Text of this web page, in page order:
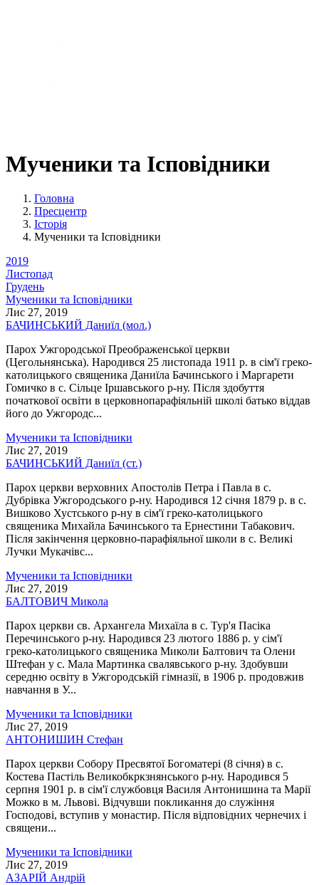
Мученики та Ісповідники
Головна
Пресцентр
Історія
Мученики та Ісповідники
2019
Листопад
Грудень
Мученики та Ісповідники
Лис 27, 2019
БАЧИНСЬКИЙ Даниїл (мол.)
Парох Ужгородської Преображенської церкви
(Цегольнянська). Народився 25 листопада 1911 р. в сім'ї греко-
католицького священика Даниїла Бачинського і Маргарети
Гомичко в с. Сільце Іршавського р-ну. Після здобуття
початкової освіти в церковнопарафіяльній школі батько віддав
його до Ужгородс...
Мученики та Ісповідники
Лис 27, 2019
БАЧИНСЬКИЙ Даниїл (ст.)
Парох церкви верховних Апостолів Петра і Павла в с.
Дубрівка Ужгородського р-ну. Народився 12 січня 1879 р. в с.
Вишково Хустського р-ну в сім'ї греко-католицького
священика Михайла Бачинського та Ернестини Табакович.
Після закінчення церковно-парафіяльної школи в с. Великі
Лучки Мукачівс...
Мученики та Ісповідники
Лис 27, 2019
БАЛТОВИЧ Микола
Парох церкви св. Архангела Михаїла в с. Тур'я Пасіка
Перечинського р-ну. Народився 23 лютого 1886 р. у сім'ї
греко-католицького священика Миколи Балтович та Олени
Штефан у с. Мала Мартинка свалявського р-ну. Здобувши
середню освіту в Ужгородській гімназії, в 1906 р. продовжив
навчання в У...
Мученики та Ісповідники
Лис 27, 2019
АНТОНИШИН Стефан
Парох церкви Собору Пресвятої Богоматері (8 січня) в с.
Костева Пастіль Великобкркзнянського р-ну. Народився 5
серпня 1901 р. в сім'ї службовця Василя Антонишина та Марії
Можко в м. Львові. Відчувши покликання до служіння
Господові, вступив у монастир. Після відповідних чернечих і
священи...
Мученики та Ісповідники
Лис 27, 2019
АЗАРІЙ Андрій